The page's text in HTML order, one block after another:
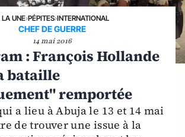
LA UNE›PÉPITES›INTERNATIONAL
CHEF DE GUERRE
14 mai 2016
: François Hollande
bataille
remportée
a lieu à Abuja le 13 et 14 mai
de trouver une issue à la